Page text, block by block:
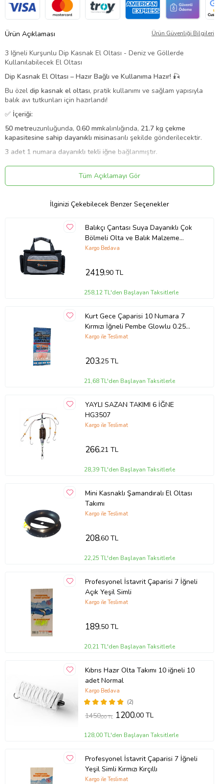
Ürün Açıklaması Ürün Güvenliği Bilgileri
3 Iğneli Kurşunlu Dip Kasnak El Oltası - Deniz ve Göllerde
Kullanılabilecek El Oltası
Dip Kasnak El Oltası – Hazır Bağlı ve Kullanıma Hazır! 🎣
Bu özel dip kasnak el oltası, pratik kullanımı ve sağlam yapısıyla
balık avı tutkunları için hazırlandı!
✅ İçeriği:
50 metreuzunluğunda, 0.60 mmkalınlığında, 21.7 kg çekme
kapasitesine sahip dayanıklı misinasarılı şekilde gönderilecektir.
3 adet 1 numara dayanıklı tekli iğne bağlanmıştır.
Armut kurşun ağırlığı(stok durumuna göre 30g veya 35g olarak
bağlı şekilde gönderilecektir.
hazır kurulu
başlayabilirsiniz!
Denizde, gölde veya akarsuda
Sağlam misinası ve dayanıklı iğneleriyleav
keyfinizi en üst seviyeye çıkarın! 🐟🎣
Ürün Kodu:kcm24040815
Tüm Açıklamayı Gör
İlginizi Çekebilecek Benzer Seçenekler
Balıkçı Çantası Suya Dayanıklı Çok
Bölmeli Olta ve Balık Malzeme
Çantası Gri Siyah (Gri-Gri-Gri)
Kargo Bedava
2419,90 TL
258,12 TL'den Başlayan Taksitlerle
Kurt Gece Çaparisi 10 Numara 7
Kırmızı İğneli Pembe Glowlu 0.25
Beden 0.15 Kısa Köstek
Kargo ile Teslimat
203,25 TL
21,68 TL'den Başlayan Taksitlerle
YAYLI SAZAN TAKIMI 6 İĞNE
HG3507
Kargo ile Teslimat
266,21 TL
28,39 TL'den Başlayan Taksitlerle
Mini Kasnaklı Şamandıralı El Oltası
Takımı
Kargo ile Teslimat
208,60 TL
22,25 TL'den Başlayan Taksitlerle
Profesyonel İstavrit Çaparisi 7 İğneli
Açık Yeşil Simli
Kargo ile Teslimat
189,50 TL
20,21 TL'den Başlayan Taksitlerle
Kıbrıs Hazır Olta Takımı 10 iğneli 10
adet Normal
(2)
Kargo Bedava
1450,00 TL 1200,00 TL
128,00 TL'den Başlayan Taksitlerle
Profesyonel İstavrit Çaparisi 7 İğneli
Yeşil Simli Kırmızı Kırçıllı
Kargo ile Teslimat